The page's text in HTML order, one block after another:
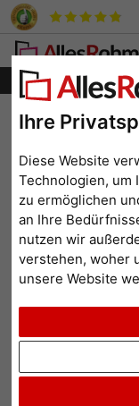
Ihre
Diese Website
Technologien, um
zu ermöglichen
an Ihre
nutzen wir
verstehen, woher
unsere Website
Bilderrahmen-Shop
im
< 1 ... 3
Beliebtheit